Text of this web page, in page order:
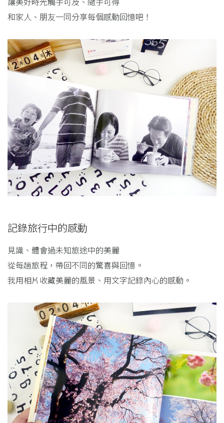
和家人、朋友一同分享每個感動回憶吧！
記錄旅行中的感動
見識、體會過未知旅途中的美麗
從每趟旅程，帶回不同的驚喜與回憶。
我用相片收藏美麗的風景、用文字記錄內心的感動。